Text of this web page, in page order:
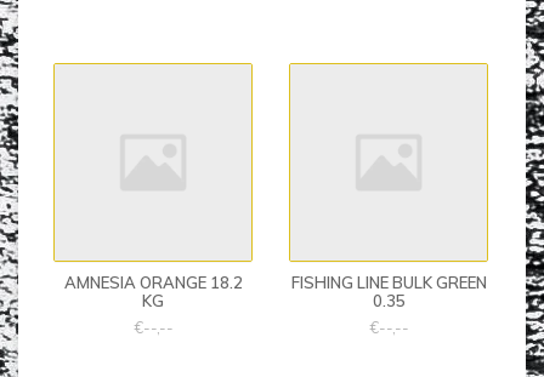
AMNESIA ORANGE 18.2
KG
€--,--
FISHING LINE BULK GREEN
0.35
€--,--